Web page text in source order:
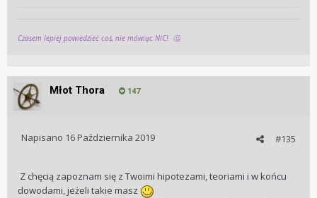
Czasem lepiej powiedzieć coś, nie mówiąc NIC! 🤔
Młot Thora 147
#135
Napisano 16 Października 2019
Z chęcią zapoznam się z Twoimi hipotezami, teoriami i w końcu
dowodami, jeżeli takie masz